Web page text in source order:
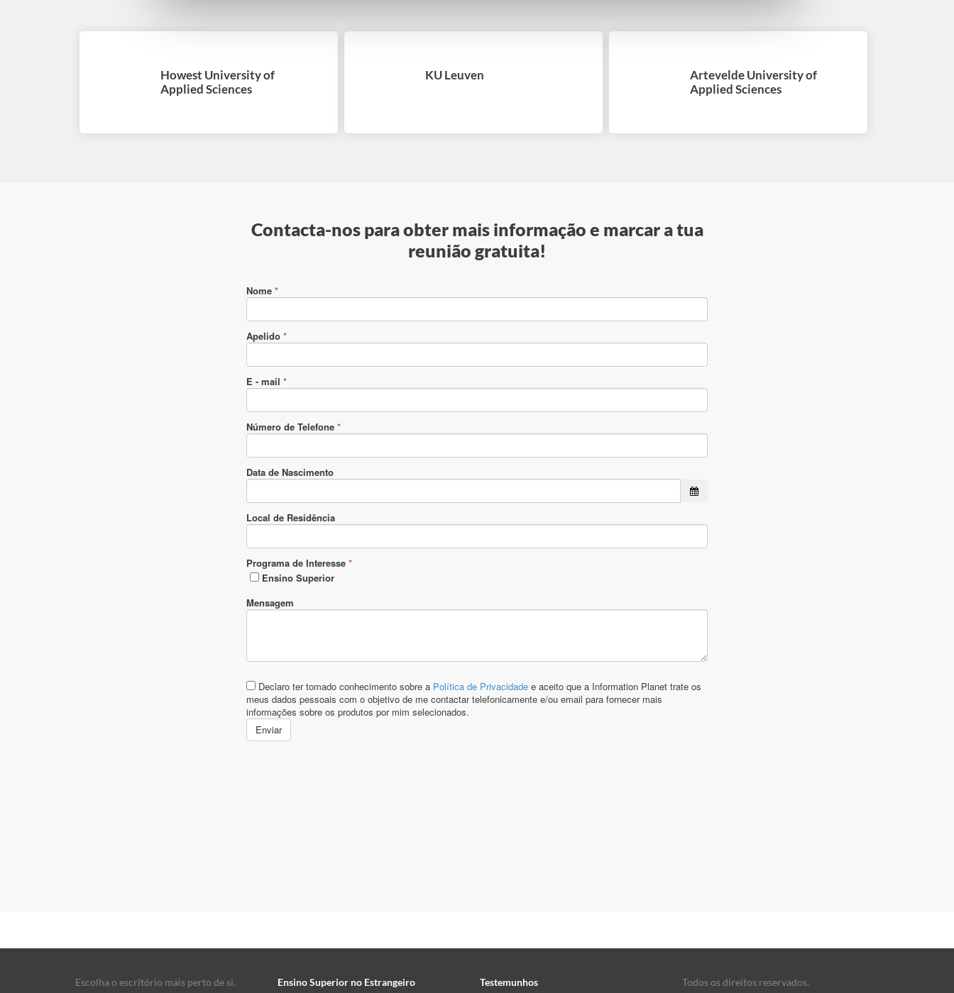
Howest University of
Applied Sciences
KU Leuven
Artevelde University of
Applied Sciences
Contacta-nos para obter mais informação e marcar a tua
reunião gratuita!
Escolha o escritório mais perto de si. Ensino Superior no Estrangeiro Testemunhos Todos os direitos reservados.